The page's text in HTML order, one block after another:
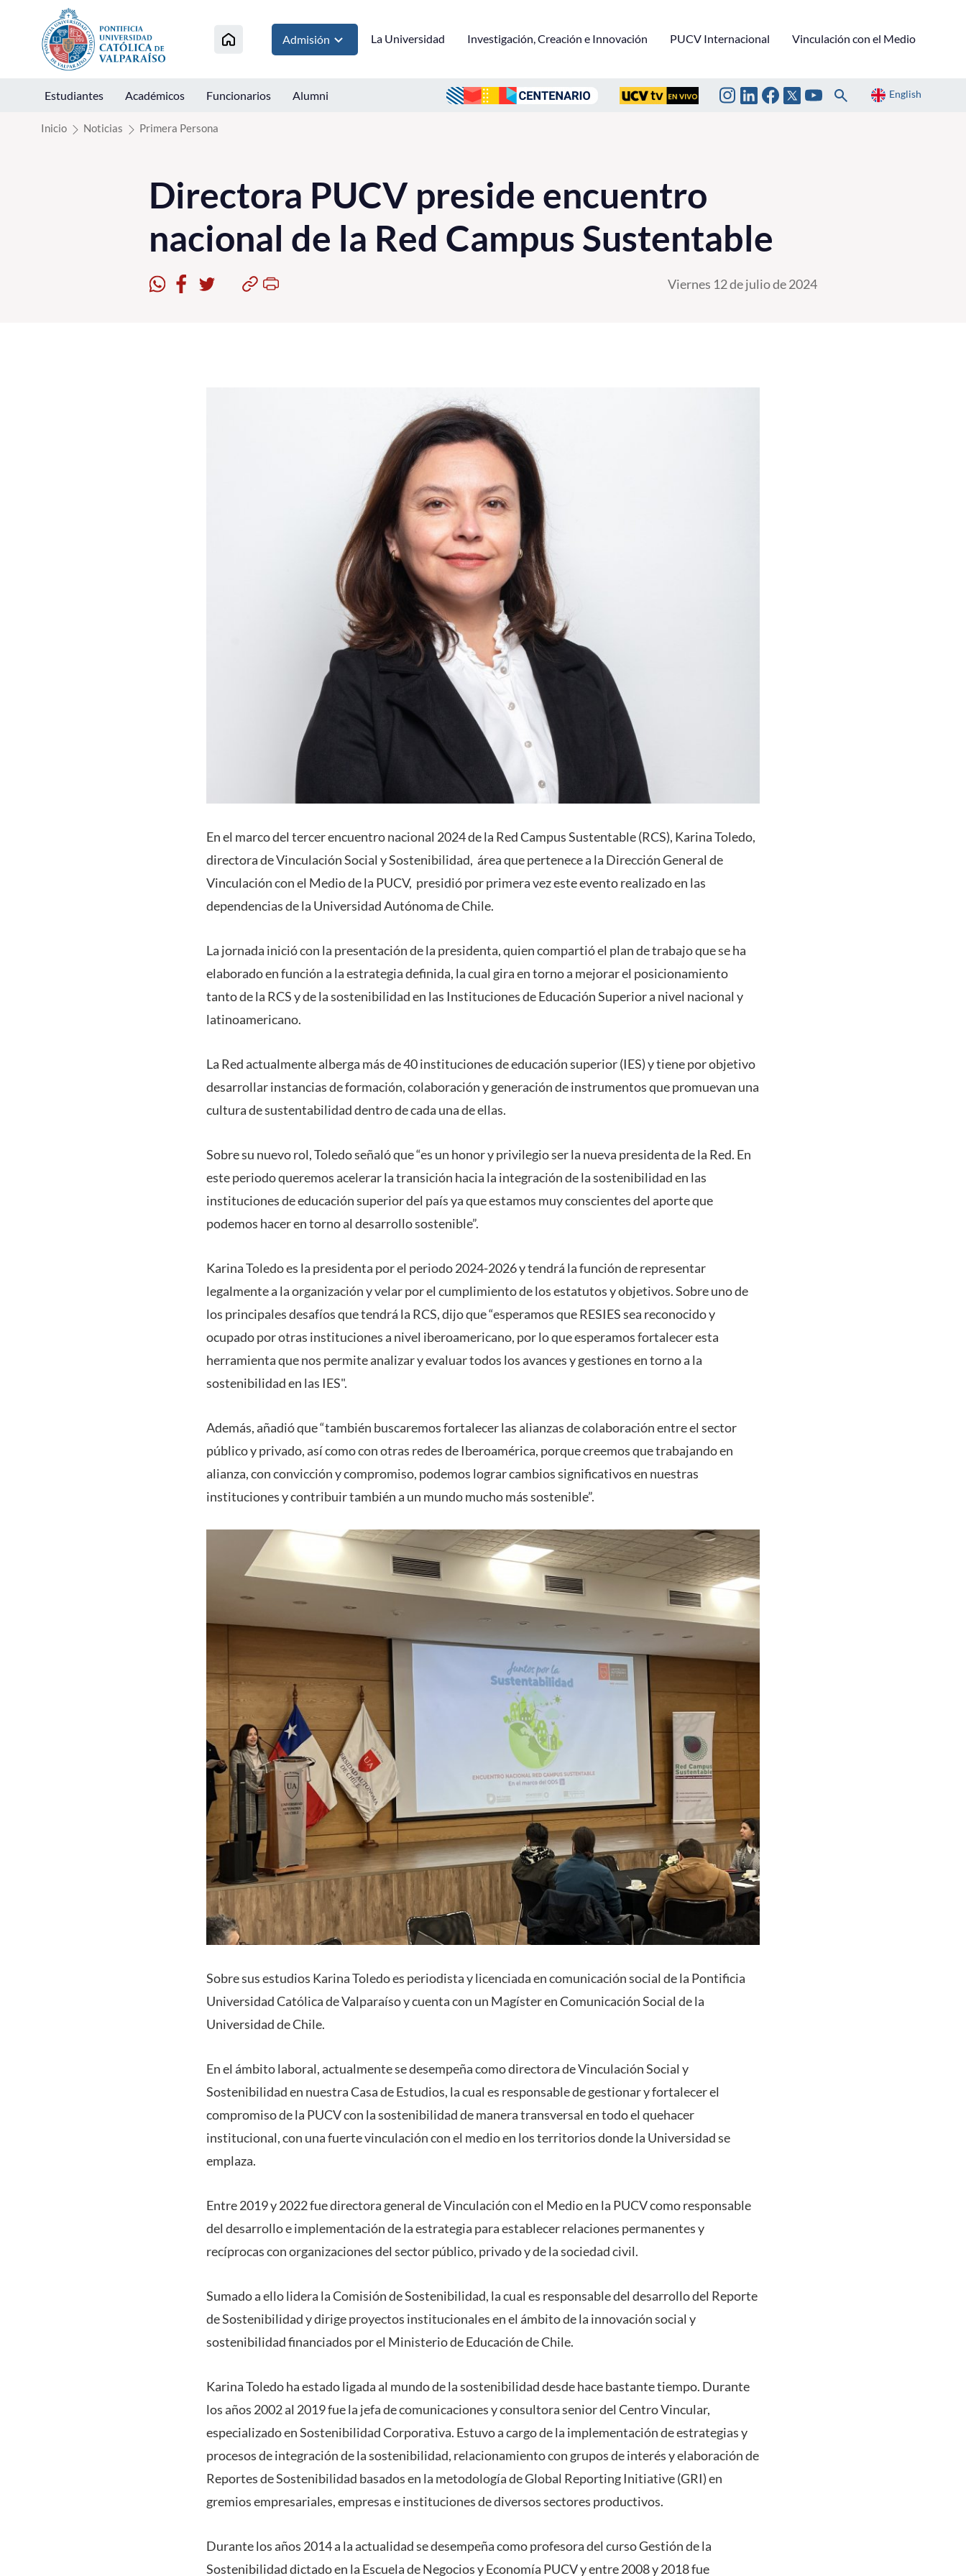
Click acá para ir directamente al contenido
Admisión La Universidad Investigación, Creación e Innovación PUCV Internacional Vinculación con el Medio
Estudiantes Académicos Funcionarios Alumni English
Inicio Noticias Primera Persona
Directora PUCV preside encuentro
nacional de la Red Campus Sustentable
Viernes 12 de julio de 2024
En el marco del tercer encuentro nacional 2024 de la Red Campus Sustentable (RCS), Karina Toledo,
directora de Vinculación Social y Sostenibilidad, área que pertenece a la Dirección General de
Vinculación con el Medio de la PUCV, presidió por primera vez este evento realizado en las
dependencias de la Universidad Autónoma de Chile.
La jornada inició con la presentación de la presidenta, quien compartió el plan de trabajo que se ha
elaborado en función a la estrategia definida, la cual gira en torno a mejorar el posicionamiento
tanto de la RCS y de la sostenibilidad en las Instituciones de Educación Superior a nivel nacional y
latinoamericano.
La Red actualmente alberga más de 40 instituciones de educación superior (IES) y tiene por objetivo
desarrollar instancias de formación, colaboración y generación de instrumentos que promuevan una
cultura de sustentabilidad dentro de cada una de ellas.
Sobre su nuevo rol, Toledo señaló que “es un honor y privilegio ser la nueva presidenta de la Red. En
este periodo queremos acelerar la transición hacia la integración de la sostenibilidad en las
instituciones de educación superior del país ya que estamos muy conscientes del aporte que
podemos hacer en torno al desarrollo sostenible”.
Karina Toledo es la presidenta por el periodo 2024-2026 y tendrá la función de representar
legalmente a la organización y velar por el cumplimiento de los estatutos y objetivos. Sobre uno de
los principales desafíos que tendrá la RCS, dijo que “esperamos que RESIES sea reconocido y
ocupado por otras instituciones a nivel iberoamericano, por lo que esperamos fortalecer esta
herramienta que nos permite analizar y evaluar todos los avances y gestiones en torno a la
sostenibilidad en las IES".
Además, añadió que “también buscaremos fortalecer las alianzas de colaboración entre el sector
público y privado, así como con otras redes de Iberoamérica, porque creemos que trabajando en
alianza, con convicción y compromiso, podemos lograr cambios significativos en nuestras
instituciones y contribuir también a un mundo mucho más sostenible”.
Sobre sus estudios Karina Toledo es periodista y licenciada en comunicación social de la Pontificia
Universidad Católica de Valparaíso y cuenta con un Magíster en Comunicación Social de la
Universidad de Chile.
En el ámbito laboral, actualmente se desempeña como directora de Vinculación Social y
Sostenibilidad en nuestra Casa de Estudios, la cual es responsable de gestionar y fortalecer el
compromiso de la PUCV con la sostenibilidad de manera transversal en todo el quehacer
institucional, con una fuerte vinculación con el medio en los territorios donde la Universidad se
emplaza.
Entre 2019 y 2022 fue directora general de Vinculación con el Medio en la PUCV como responsable
del desarrollo e implementación de la estrategia para establecer relaciones permanentes y
recíprocas con organizaciones del sector público, privado y de la sociedad civil.
Sumado a ello lidera la Comisión de Sostenibilidad, la cual es responsable del desarrollo del Reporte
de Sostenibilidad y dirige proyectos institucionales en el ámbito de la innovación social y
sostenibilidad financiados por el Ministerio de Educación de Chile.
Karina Toledo ha estado ligada al mundo de la sostenibilidad desde hace bastante tiempo. Durante
los años 2002 al 2019 fue la jefa de comunicaciones y consultora senior del Centro Vincular,
especializado en Sostenibilidad Corporativa. Estuvo a cargo de la implementación de estrategias y
procesos de integración de la sostenibilidad, relacionamiento con grupos de interés y elaboración de
Reportes de Sostenibilidad basados en la metodología de Global Reporting Initiative (GRI) en
gremios empresariales, empresas e instituciones de diversos sectores productivos.
Durante los años 2014 a la actualidad se desempeña como profesora del curso Gestión de la
Sostenibilidad dictado en la Escuela de Negocios y Economía PUCV y entre 2008 y 2018 fue